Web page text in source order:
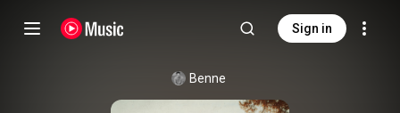
Sign in
Benne